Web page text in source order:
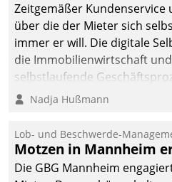
Zeitgemäßer Kundenservice
über die der Mieter sich
immer er will. Die digitale
die Immobilienwirtschaft
selbstlaufende
Kunde und smart der
Nadja Hußmann
Lob- und Beschwerde-
Motzen in Mannheim
Die GBG Mannheim